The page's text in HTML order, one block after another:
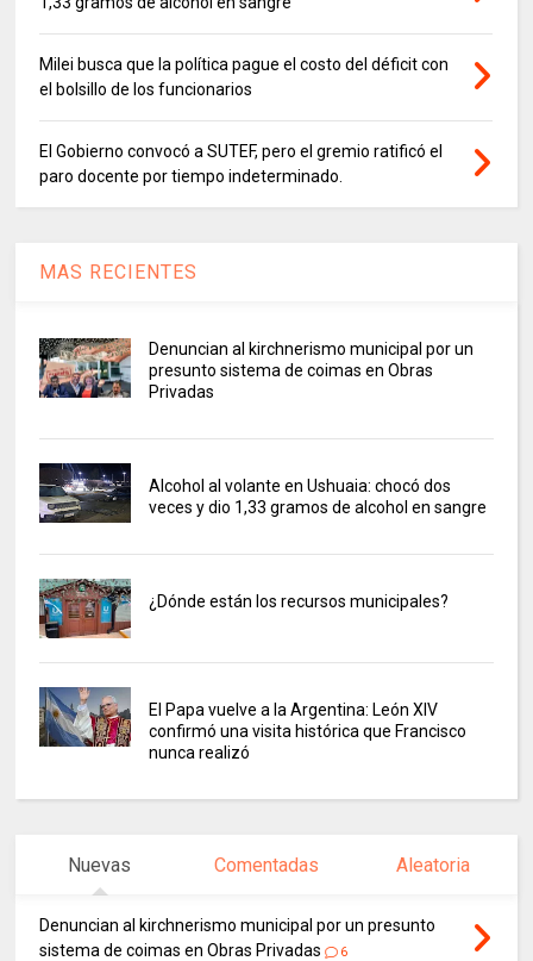
Milei busca que la política pague el costo del déficit con
el bolsillo de los funcionarios
El Gobierno convocó a SUTEF, pero el gremio ratificó el
paro docente por tiempo indeterminado.
MAS RECIENTES
Denuncian al kirchnerismo municipal por un
presunto sistema de coimas en Obras
Privadas
Alcohol al volante en Ushuaia: chocó dos
veces y dio 1,33 gramos de alcohol en sangre
¿Dónde están los recursos municipales?
El Papa vuelve a la Argentina: León XIV
confirmó una visita histórica que Francisco
nunca realizó
Nuevas Comentadas Aleatoria
Denuncian al kirchnerismo municipal por un presunto
sistema de coimas en Obras Privadas
6